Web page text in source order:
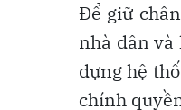
Để giữ
nhà dân
dựng hệ
chính